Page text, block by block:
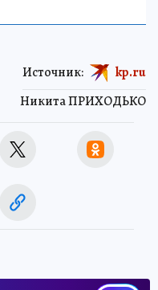
Никита ПРИХОДЬКО
Источник: kp.ru